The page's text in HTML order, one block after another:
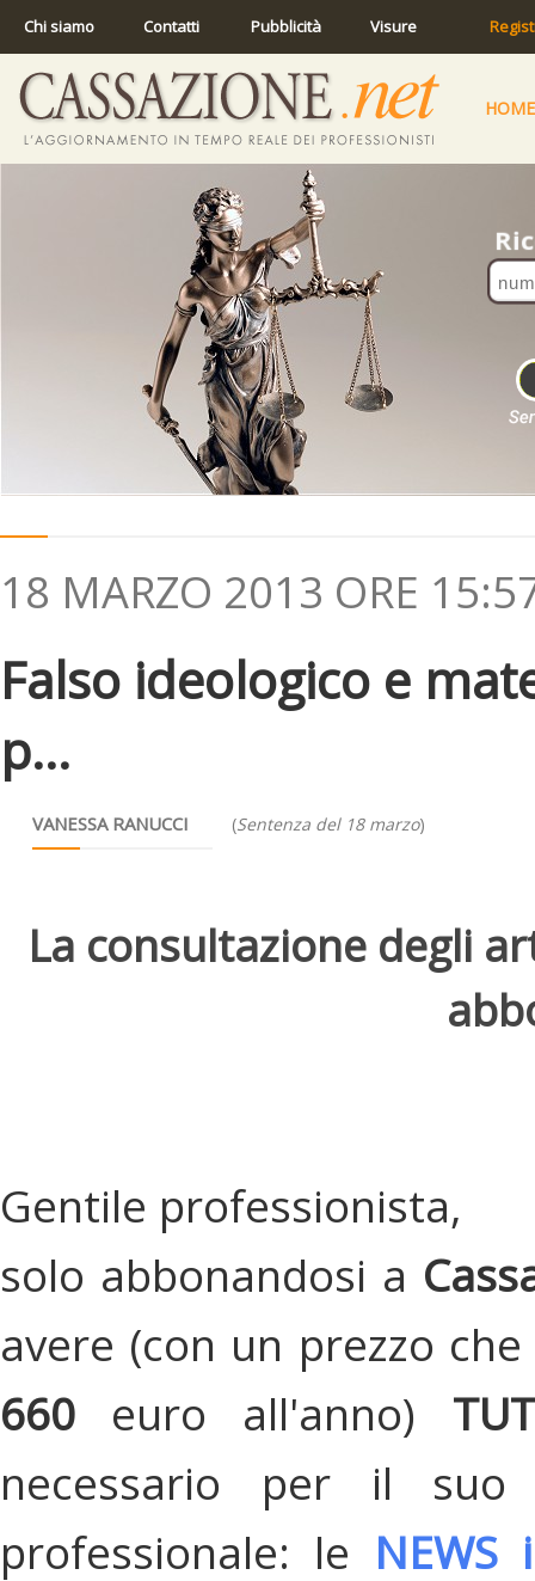
Chi siamo Contatti Pubblicità Visure
HOME
18 MARZO 2013 ORE
Falso ideologico e
p...
VANESSA RANUCCI (Sentenza del 18 marzo)
La consultazione degli
Gentile professionista,
solo abbonandosi a
avere (con un prezzo
660 euro all'anno)
necessario per il suo
professionale: le